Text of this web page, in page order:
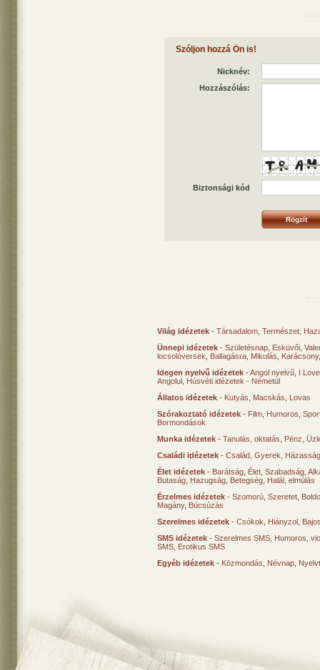
Szóljon hozzá Ön is!
Nicknév:
Hozzászólás:
Biztonsági kód
Világ idézetek - Társadalom Természet
Ünnepi idézetek - Születésnap Esküvői
locsolóversek
Ballagásra Mikulás Karácsony
Idegen nyelvű idézetek -Angol nyelvű I
Angolul Húsvéti idézetek - Németül
Állatos idézetek - Kutyás Macskás
Lovas
Szórakoztató idézetek - Film Humoros
Bormondások
Munka idézetek - Tanulás, oktatás Pénz
Családi idézetek - Család Gyerek
Élet idézetek - Barátság Élet Szabadság
Butaság Hazugság Betegség Halál, elmúlás
Érzelmes idézetek - Szomorú Szeretet
Magány, Búcsúzás
Szerelmes idézetek - Csókok Hiányzol
SMS idézetek - Szerelmes SMS Humoros,
SMS Erotikus SMS
Egyéb idézetek - Közmondás Névnap